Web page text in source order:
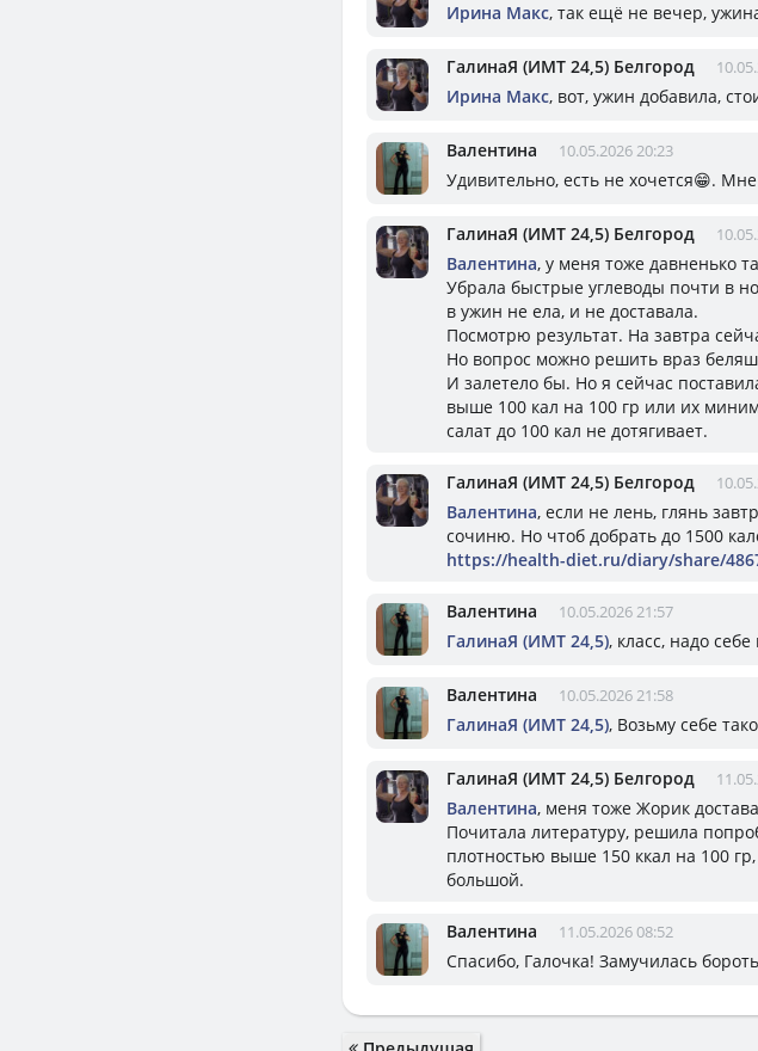
Ирина Макс, так ещё не вечер,
ГалинаЯ (ИМТ 24,5) Белгород
Ирина Макс, вот, ужин добавила,
Валентина 10.05.2026 20:23
Удивительно, есть не хочется😁.
ГалинаЯ (ИМТ 24,5) Белгород
Валентина, у меня тоже давненько
Убрала быстрые углеводы почти в
в ужин не ела, и не доставала.
Посмотрю результат. На завтра
Но вопрос можно решить враз
И залетело бы. Но я сейчас
выше 100 кал на 100 гр или их
салат до 100 кал не дотягивает.
ГалинаЯ (ИМТ 24,5) Белгород
Валентина, если не лень, глянь
сочиню. Но чтоб добрать до 1500
https://health-diet.ru/diary/share/
Валентина 10.05.2026 21:57
ГалинаЯ (ИМТ 24,5), класс, надо
Валентина 10.05.2026 21:58
ГалинаЯ (ИМТ 24,5), Возьму себе
ГалинаЯ (ИМТ 24,5) Белгород
Валентина, меня тоже Жорик
Почитала литературу, решила
плотностью выше 150 ккал на 100
большой.
Валентина 11.05.2026 08:52
Спасибо, Галочка! Замучилась